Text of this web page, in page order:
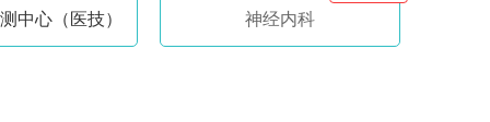
中心（医技） 神经内科